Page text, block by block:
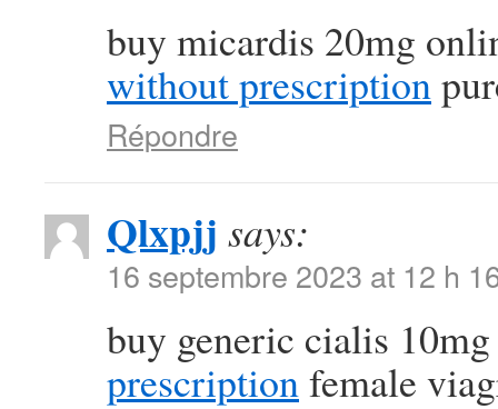
buy micardis 20mg
without prescription
Répondre
Qlxpjj says:
16 septembre 2023 at 12 h
buy generic cialis
prescriptionfemale